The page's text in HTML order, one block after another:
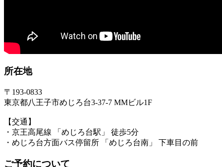
所在地
〒193-0833
東京都八王子市めじろ台3-37-7 MMビル1F
【交通】
・京王高尾線 「めじろ台駅」 徒歩5分
・めじろ台方面バス停留所 「めじろ台南」 下車目の前
ご予約について